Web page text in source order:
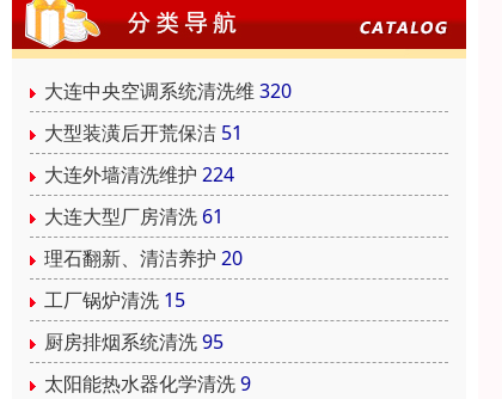
大连中央空调系统清洗维 320
大型装潢后开荒保洁 51
大连外墙清洗维护 224
大连大型厂房清洗 61
理石翻新、清洁养护 20
工厂锅炉清洗 15
厨房排烟系统清洗95
太阳能热水器化学清洗9